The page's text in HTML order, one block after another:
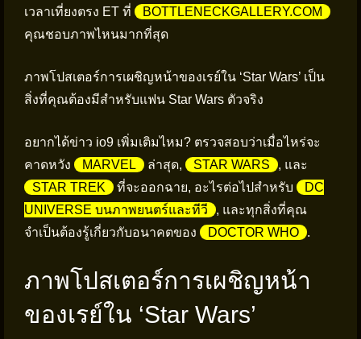
เวลาเที่ยงตรง ET ที่
BOTTLENECKGALLERY.COM
คุณชอบภาพไหนมากที่สุด
ภาพโปสเตอร์การเผชิญหน้าของเรย์ใน ‘Star Wars’ เป็น
สิ่งที่คุณต้องมีสำหรับแฟน Star Wars ตัวจริง
อยากได้ข่าว io9 เพิ่มเติมไหม? ตรวจสอบว่าเมื่อไหร่จะ
คาดหวัง
MARVEL ล่าสุด, STAR WARS
, และ
STAR TREK
ที่จะออกฉาย, อะไรต่อไปสำหรับ
DC
UNIVERSE บนภาพยนตร์และทีวี
, และทุกสิ่งที่คุณ
จำเป็นต้องรู้เกี่ยวกับอนาคตของ
DOCTOR WHO .
ภาพโปสเตอร์การเผชิญหน้า
ของเรย์ใน ‘Star Wars’